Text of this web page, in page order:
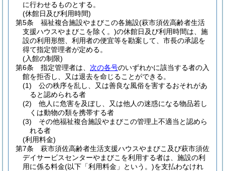
に行わせるものとする。
(休館日及び利用時間)
第5条
福祉複合施設やまびこの各施設(萩市須佐高齢者生活
支援ハウスやまびこを除く。)の休館日及び利用時間は、施
設の利用形態、利用者の便宜等を勘案して、市長の承認を
得て指定管理者が定める。
(入館の制限)
第6条
指定管理者は、 次の各号のいずれかに該当する者の入
館を拒否し、又は退去を命じることができる。
(1)
公の秩序を乱し、又は善良な風俗を害するおそれがあ
ると認められる者
(2)
他人に危害を及ぼし、又は他人の迷惑になる物品若し
くは動物の類を携帯する者
(3)
その他福祉複合施設やまびこの管理上不適当と認めら
れる者
(利用料金)
第7条
萩市須佐高齢者生活支援ハウスやまびこ及び萩市須佐
デイサービスセンターやまびこを利用する者は、施設の利
用に係る料金(以下「利用料金」という。)を支払わなけれ